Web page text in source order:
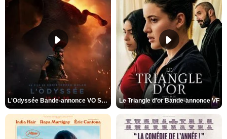
L'Odyssée Bande-annonce VO STFR Le Triangle d'or Bande-annonce VF